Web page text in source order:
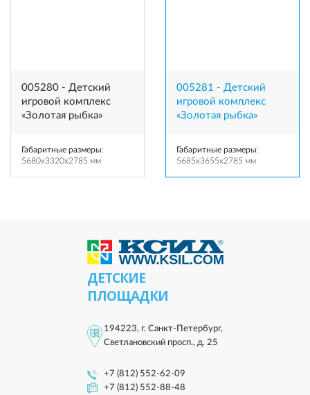
005280 - Детский
игровой комплекс
«Золотая рыбка»
Габаритные размеры:
5680x3320x2785 мм
005281 - Детский
игровой комплекс
«Золотая рыбка»
Габаритные размеры:
5685x3655x2785 мм
ДЕТСКИЕ
ПЛОЩАДКИ
194223, г. Санкт-Петербург,
Светлановский просп., д. 25
+7 (812) 552-62-09
+7 (812) 552-88-48